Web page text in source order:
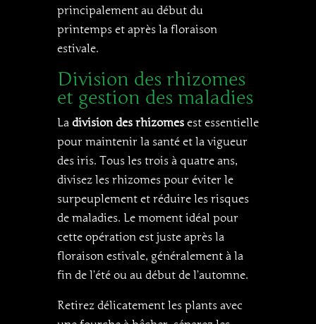
principalement au début du
printemps et après la floraison
estivale.
Division des rhizomes
et gestion des maladies
La division des rhizomes est essentielle
pour maintenir la santé et la vigueur
des iris. Tous les trois à quatre ans,
divisez les rhizomes pour éviter le
surpeuplement et réduire les risques
de maladies. Le moment idéal pour
cette opération est juste après la
floraison estivale, généralement à la
fin de l’été ou au début de l’automne.
Retirez délicatement les plants avec